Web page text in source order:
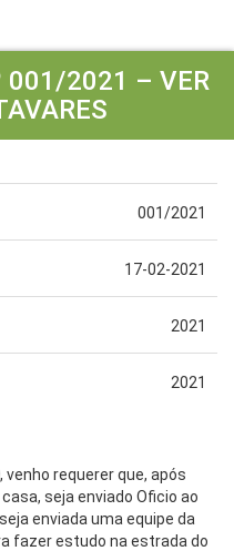
001/2021 – VER
001/2021
17-02-2021
2021
2021
venho requerer que, após
seja enviado Oficio ao
enviada uma equipe da
fazer estudo na estrada do